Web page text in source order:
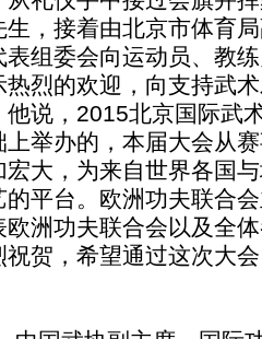
，接着由北京市体育
组委会向运动员、教
烈的欢迎，向支持武
说，2015北京国际武
举办的，本届大会从
大，为来自世界各国
平台。欧洲功夫联合
洲功夫联合会以及全
贺，希望通过这次大